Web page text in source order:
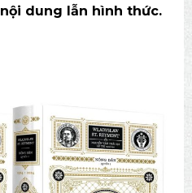
dung lẫn hình thức.